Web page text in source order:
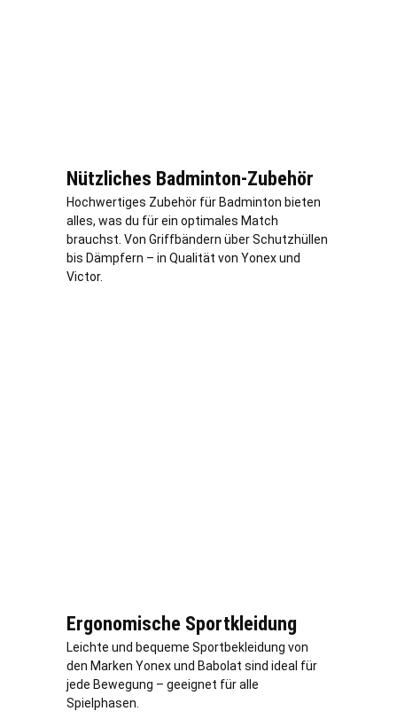
Nützliches Badminton-Zubehör
Hochwertiges Zubehör für Badminton bieten
alles, was du für ein optimales Match
brauchst. Von Griffbändern über Schutzhüllen
bis Dämpfern – in Qualität von Yonex und
Victor.
Ergonomische Sportkleidung
Leichte und bequeme Sportbekleidung von
den Marken Yonex und Babolat sind ideal für
jede Bewegung – geeignet für alle
Spielphasen.